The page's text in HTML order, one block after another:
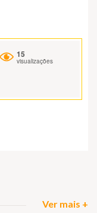
15
visualizações
Ver mais +